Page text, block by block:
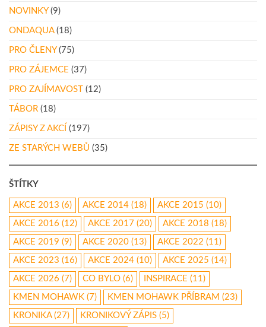
NOVINKY(9)
ONDAQUA(18)
PRO ČLENY(75)
PRO ZÁJEMCE (37)
PRO ZAJÍMAVOST (12)
TÁBOR (18)
ZÁPISY Z AKCÍ (197)
ZE STARÝCH WEBŮ (35)
ŠTÍTKY
AKCE 2013 (6) AKCE 2014 (18) AKCE 2015 (10)
AKCE 2016 (12) AKCE 2017 (20) AKCE 2018 (18)
AKCE 2019 (9) AKCE 2020 (13) AKCE 2022 (11)
AKCE 2023 (16) AKCE 2024 (10) AKCE 2025 (14)
AKCE 2026 (7) CO BYLO (6) INSPIRACE (11)
KMEN MOHAWK (7) KMEN MOHAWK PŘÍBRAM (23)
KRONIKA(27) KRONIKOVÝ ZÁPIS (5)